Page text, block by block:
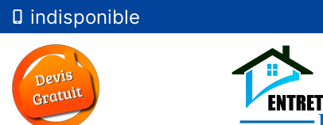
indisponible